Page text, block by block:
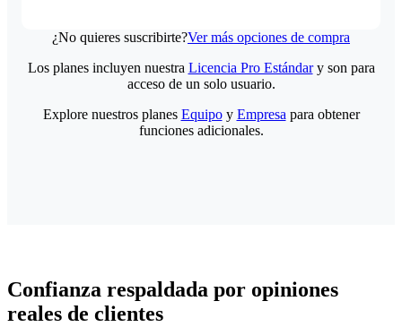
¿No quieres suscribirte?Ver más opciones de compra
Los planes incluyen nuestra Licencia Pro Estándary son para
acceso de un solo usuario.
Explore nuestros planes Equipoy Empresa para obtener
funciones adicionales.
Confianza respaldada por opiniones
reales de clientes